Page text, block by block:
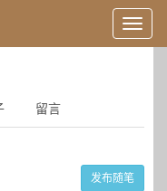
用
户
留言
发布随笔